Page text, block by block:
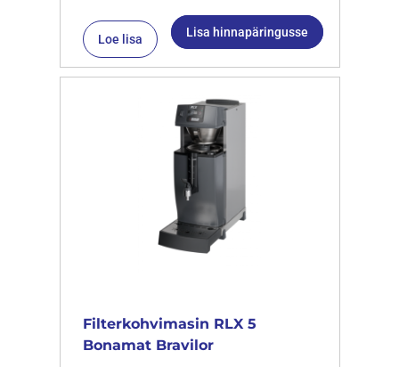
Loe lisa Lisa hinnapäringusse
Filterkohvimasin RLX 5
Bonamat Bravilor